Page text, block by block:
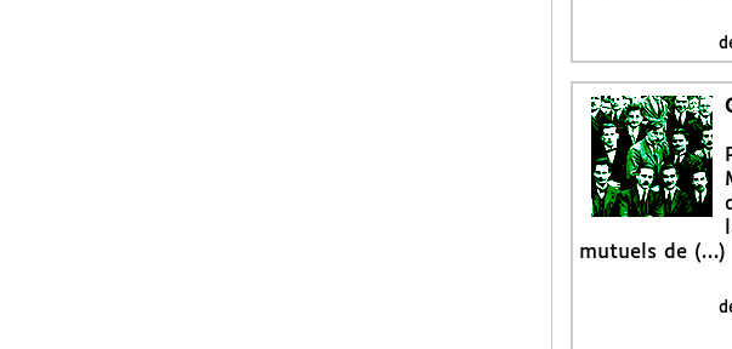
mutuels de (…)